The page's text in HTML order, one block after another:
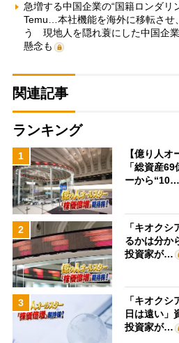
急増する中国企業の“国籍ロンダリ
Temu…本社機能を海外に移転させ
う 現地人を隠れ蓑にした中国企
懸念も
関連記事
ランキング
1
【億り人オ
「総資産
ーから“10…
2
「キオク
るかは分か
投資家が…
3
「キオク
日は遠い」
投資家が…